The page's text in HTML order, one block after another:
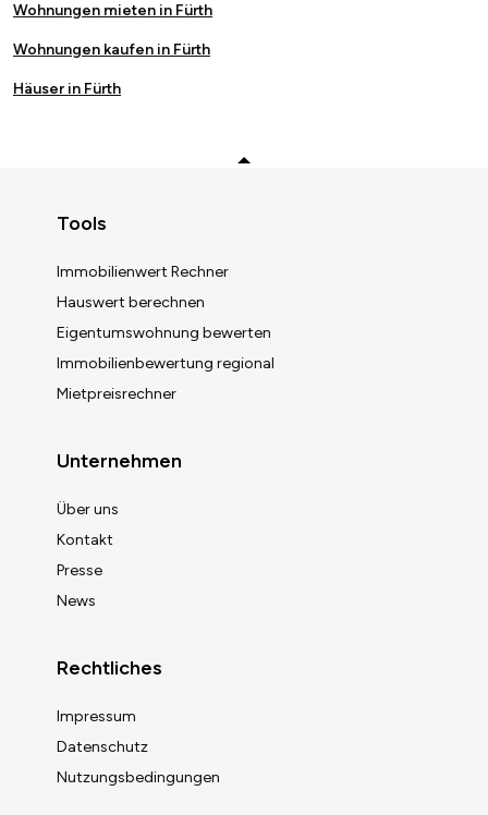
Wohnungen mieten in Fürth
Wohnungen kaufen in Fürth
Häuser in Fürth
Tools
Immobilienwert Rechner
Hauswert berechnen
Eigentumswohnung bewerten
Immobilienbewertung regional
Mietpreisrechner
Unternehmen
Über uns
Kontakt
Presse
News
Rechtliches
Impressum
Datenschutz
Nutzungsbedingungen